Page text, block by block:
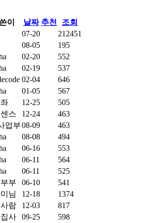
이 날짜 추천
조회
07-20
212451
08-05
195
02-20
552
02-19
537
02-04
646
01-05
567
12-25
505
스 12-24
463
업부08-09
463
08-08
494
06-16
553
06-11
564
06-11
525
부 06-10
541
님 12-18
1374
람 12-03
817
사 09-25 598